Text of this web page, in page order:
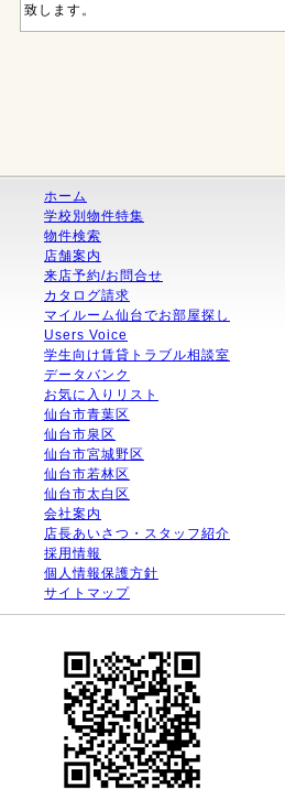
致します。
ホーム
学校別物件特集
物件検索
店舗案内
来店予約/お問合せ
カタログ請求
マイルーム仙台でお部屋探し
Users Voice
学生向け賃貸トラブル相談室
データバンク
お気に入りリスト
仙台市青葉区
仙台市泉区
仙台市宮城野区
仙台市若林区
仙台市太白区
会社案内
店長あいさつ・スタッフ紹介
採用情報
個人情報保護方針
サイトマップ